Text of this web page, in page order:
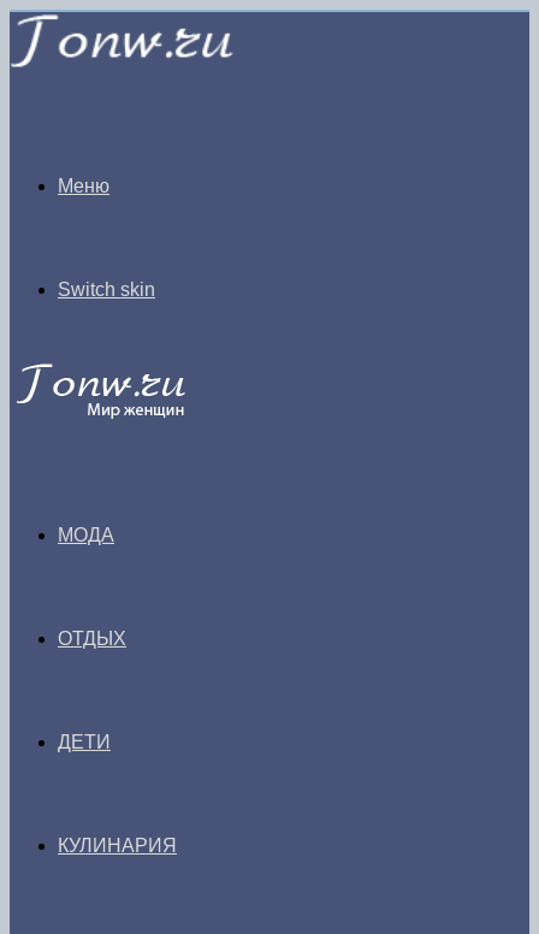
Меню
Switch skin
МОДА
ОТДЫХ
ДЕТИ
КУЛИНАРИЯ